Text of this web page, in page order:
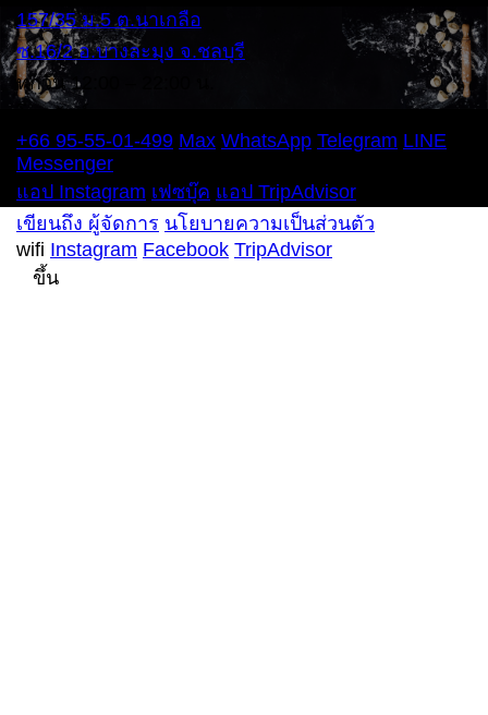
157/35 ม.5 ต.นาเกลือ
ซ.16/2 อ.บางละมุง จ.ชลบุรี
ทุกวัน 12:00 – 22:00 น.
โทรศัพท์
+66 95-55-01-499 Max WhatsApp Telegram LINE
Messenger
แอป Instagram เฟซบุ๊ค แอป TripAdvisor
เขียนถึง ผู้จัดการ นโยบายความเป็นส่วนตัว
wifi Instagram Facebook TripAdvisor
ขึ้น